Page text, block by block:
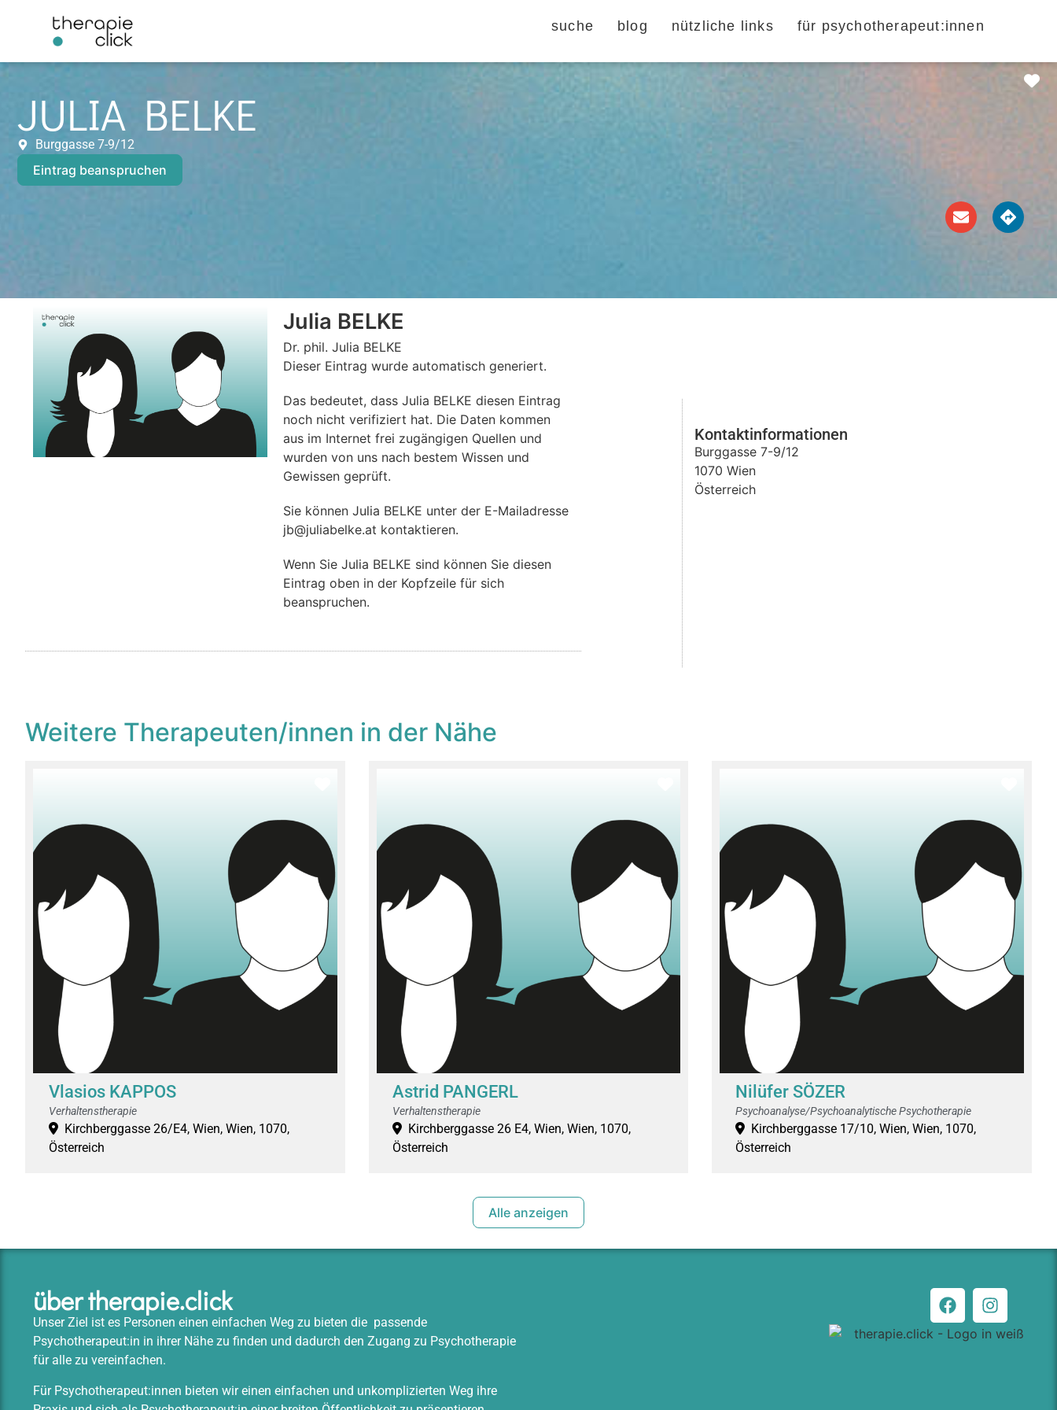
suche blog nützliche links für psychotherapeut:innen
JULIA BELKE
Burggasse 7-9/12
Eintrag beanspruchen
Julia BELKE
Dr. phil. Julia BELKE
Dieser Eintrag wurde automatisch generiert.
Das bedeutet, dass Julia BELKE diesen Eintrag
noch nicht verifiziert hat. Die Daten kommen
aus im Internet frei zugängigen Quellen und
wurden von uns nach bestem Wissen und
Gewissen geprüft.
Sie können Julia BELKE unter der E-Mailadresse
jb@juliabelke.at kontaktieren.
Wenn Sie Julia BELKE sind können Sie diesen
Eintrag oben in der Kopfzeile für sich
beanspruchen.
Kontaktinformationen
Burggasse 7-9/12
1070 Wien
Österreich
Weitere Therapeuten/innen in der Nähe
Vlasios KAPPOS
Verhaltenstherapie
Kirchberggasse 26/E4, Wien, Wien, 1070,
Österreich
Astrid PANGERL
Verhaltenstherapie
Kirchberggasse 26 E4, Wien, Wien, 1070,
Österreich
Nilüfer SÖZER
Psychoanalyse/Psychoanalytische Psychotherapie
Kirchberggasse 17/10, Wien, Wien, 1070,
Österreich
Alle anzeigen
über therapie.click
Unser Ziel ist es Personen einen einfachen Weg zu bieten die passende
Psychotherapeut:in in ihrer Nähe zu finden und dadurch den Zugang zu Psychotherapie
für alle zu vereinfachen.
Für Psychotherapeut:innen bieten wir einen einfachen und unkomplizierten Weg ihre